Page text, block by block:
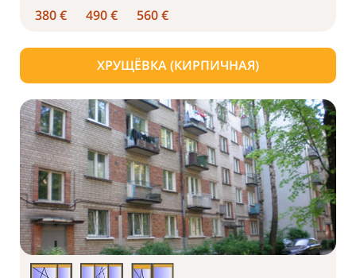
380€ 490 € 560 €
ХРУЩЁВКА (КИРПИЧНАЯ)